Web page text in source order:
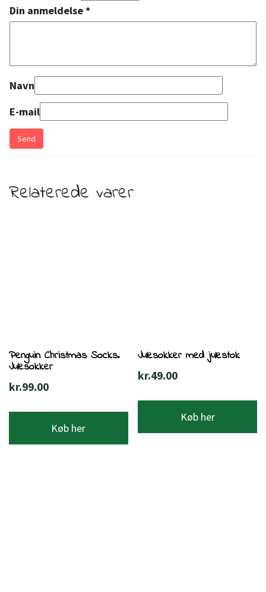
Din anmeldelse*
Navn
E-mail
Relaterede varer
Penguin Christmas Socks.
Julesokker
kr.99.00
Køb her
Julesokker med julestok
kr.49.00
Køb her